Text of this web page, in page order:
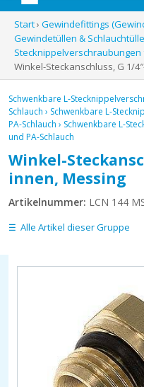
Menü
Start› Gewindefittings
Gewindetüllen &
Stecknippelverschraubungen
Winkel-Steckanschluss, G 1/
Schwenkbare L-
Schlauch › Schwenkbare L-
PA-Schlauch › Schwenkbare L-
und PA-Schlauch
Winkel-
innen, Messing
Artikelnummer: LCN 144
Alle Artikel dieser Gruppe